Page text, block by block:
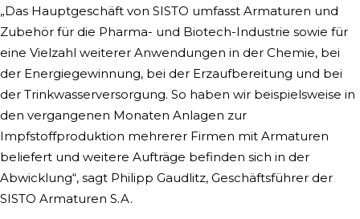
„Das Hauptgeschäft von SISTO umfasst Armaturen und
Zubehör für die Pharma- und Biotech-Industrie sowie für
eine Vielzahl weiterer Anwendungen in der Chemie, bei
der Energiegewinnung, bei der Erzaufbereitung und bei
der Trinkwasserversorgung. So haben wir beispielsweise in
den vergangenen Monaten Anlagen zur
Impfstoffproduktion mehrerer Firmen mit Armaturen
beliefert und weitere Aufträge befinden sich in der
Abwicklung“, sagt Philipp Gaudlitz, Geschäftsführer der
SISTO Armaturen S.A.